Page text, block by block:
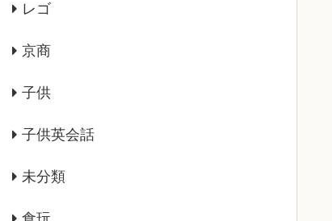
レゴ
京商
子供
子供英会話
未分類